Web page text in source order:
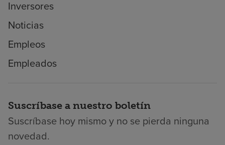
Inversores
Noticias
Empleos
Empleados
Suscríbase a nuestro boletín
Suscríbase hoy mismo y no se pierda ninguna
novedad.